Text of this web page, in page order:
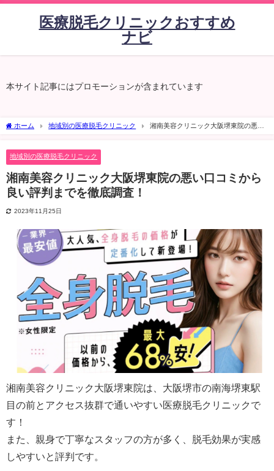
医療脱毛クリニックおすすめ
ナビ
本サイト記事にはプロモーションが含まれています
ホーム 地域別の医療脱毛クリニック
湘南美容クリニック大阪堺東院の悪い
地域別の医療脱毛クリニック
湘南美容クリニック大阪堺東院の悪い口コミから
良い評判までを徹底調査！
2023年11月25日
湘南美容クリニック大阪堺東院は、大阪堺市の南海堺東駅
目の前とアクセス抜群で通いやすい医療脱毛クリニックで
す！
また、親身で丁寧なスタッフの方が多く、脱毛効果が実感
しやすいと評判です。